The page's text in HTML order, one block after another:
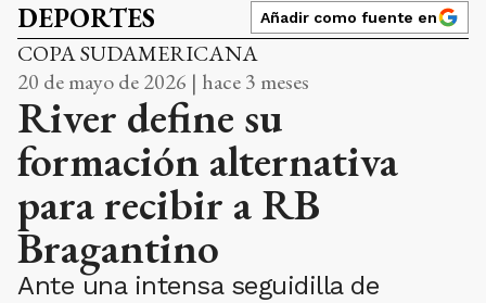
DEPORTES Añadir como fuente en
COPA SUDAMERICANA
20 de mayo de 2026 | hace 3 meses
River define su
formación alternativa
para recibir a RB
Bragantino
Ante una intensa seguidilla de